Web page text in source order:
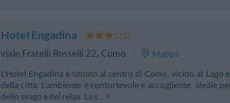
Hotel Engadina
viale Fratelli Rosselli 22, Como
Mappa
L'Hotel Engadina è situato al centro di Como, vicino al Lago
della città. L'ambiente è confortevole e accogliente, ideale
dello svago e del relax. La s...